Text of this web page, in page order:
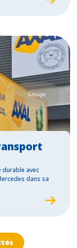
Groupe
durable avec
dans sa